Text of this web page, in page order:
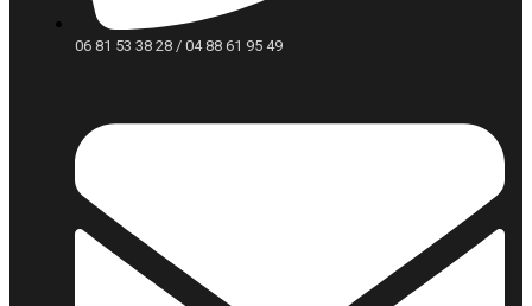
06 81 53 38 28 / 04 88 61 95 49